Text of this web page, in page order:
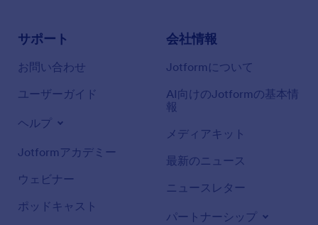
サポート
お問い合わせ
ユーザーガイド
ヘルプ
Jotformアカデミー
ウェビナー
ポッドキャスト
会社情報
Jotformについて
AI向けのJotformの基本情
報
メディアキット
最新のニュース
ニュースレター
パートナーシップ